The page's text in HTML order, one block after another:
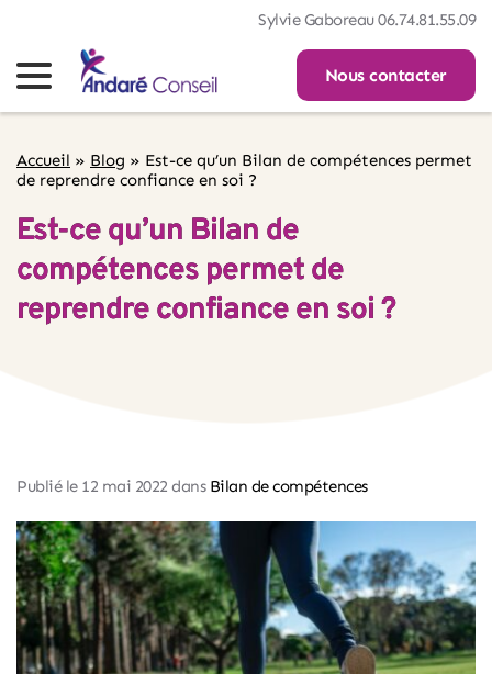
Sylvie Gaboreau 06.74.81.55.09
Nous contacter
Accueil » Blog » Est-ce qu’un Bilan de compétences permet
de reprendre confiance en soi ?
Est-ce qu’un Bilan de
compétences permet de
reprendre confiance en soi ?
Publié le 12 mai 2022 dans Bilan de compétences